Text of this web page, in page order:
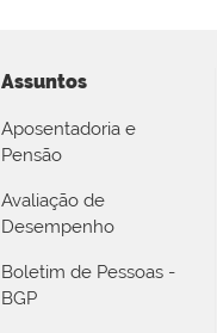
Assuntos
Aposentadoria e
Pensão
Avaliação de
Desempenho
Boletim de Pessoas -
BGP